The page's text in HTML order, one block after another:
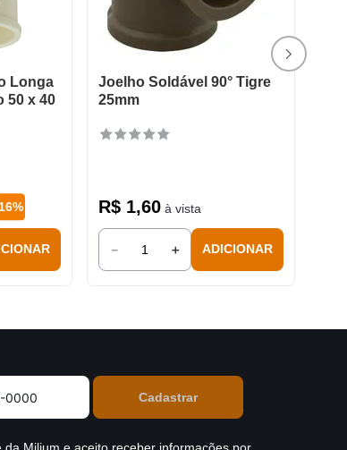
Longa
50 x 40
16%
Joelho Soldável 90° Tigre
25mm
R$ 1,60 à vista
＋
－ ADICIONAR